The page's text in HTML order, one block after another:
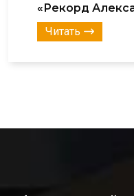
«Рекорд
Читать